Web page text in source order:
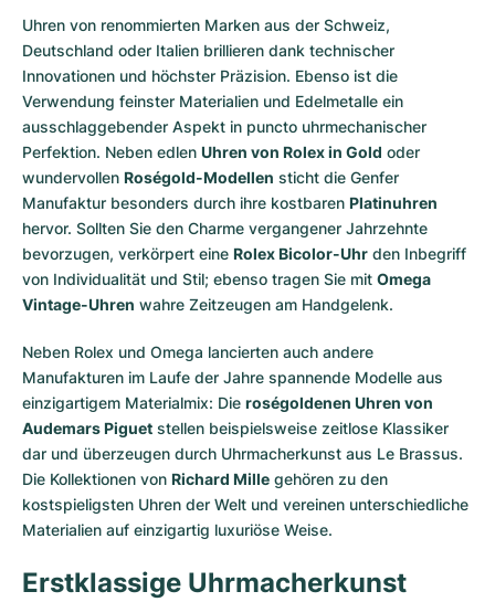
Uhren von renommierten Marken aus der Schweiz,
Deutschland oder Italien brillieren dank technischer
Innovationen und höchster Präzision. Ebenso ist die
Verwendung feinster Materialien und Edelmetalle ein
ausschlaggebender Aspekt in puncto uhrmechanischer
Perfektion. Neben edlen Uhren von Rolex in Gold oder
wundervollen Roségold-Modellen sticht die Genfer
Manufaktur besonders durch ihre kostbaren Platinuhren
hervor. Sollten Sie den Charme vergangener Jahrzehnte
bevorzugen, verkörpert eine Rolex Bicolor-Uhr den Inbegriff
von Individualität und Stil; ebenso tragen Sie mit Omega
Vintage-Uhren wahre Zeitzeugen am Handgelenk.
Neben Rolex und Omega lancierten auch andere
Manufakturen im Laufe der Jahre spannende Modelle aus
einzigartigem Materialmix: Die roségoldenen Uhren von
Audemars Piguet stellen beispielsweise zeitlose Klassiker
dar und überzeugen durch Uhrmacherkunst aus Le Brassus.
Die Kollektionen von Richard Mille gehören zu den
kostspieligsten Uhren der Welt und vereinen unterschiedliche
Materialien auf einzigartig luxuriöse Weise.
Erstklassige Uhrmacherkunst